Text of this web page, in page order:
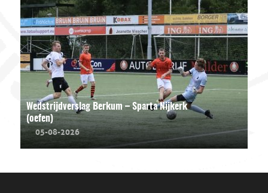
Wedstrijdverslag Berkum – Sparta Nijkerk
(oefen)
05-08-2026